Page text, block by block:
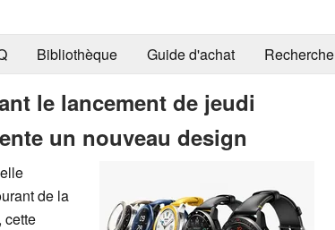
Bibliothèque Guide d'achat Recherche
le lancement de jeudi
un nouveau design
de la
cette